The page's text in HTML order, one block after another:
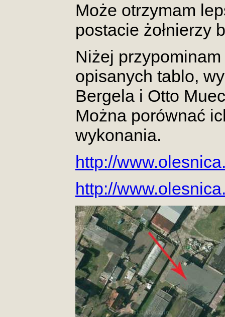
Może otrzymam
postacie żołnierzy
Niżej
opisanych tablo,
Bergela i Otto
Można porównać
wykonania.
http://
http://